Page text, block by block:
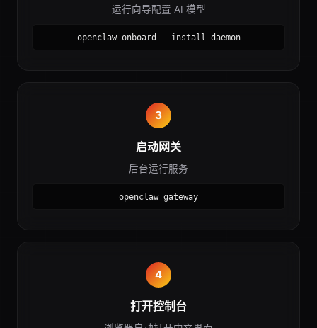
运行向导配置 AI 模型
openclaw onboard --install-daemon
3
启动网关
后台运行服务
openclaw gateway
4
打开控制台